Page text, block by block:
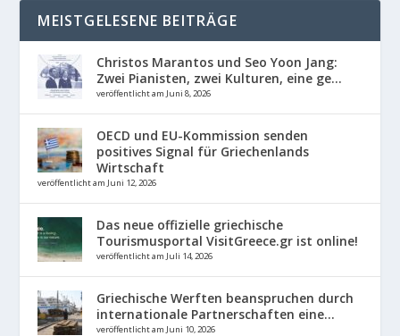
MEISTGELESENE BEITRÄGE
Christos Marantos und Seo Yoon Jang:
Zwei Pianisten, zwei Kulturen, eine ge...
veröffentlicht am Juni 8, 2026
OECD und EU-Kommission senden
positives Signal für Griechenlands
Wirtschaft
veröffentlicht am Juni 12, 2026
Das neue offizielle griechische
Tourismusportal VisitGreece.gr ist online!
veröffentlicht am Juli 14, 2026
Griechische Werften beanspruchen durch
internationale Partnerschaften eine...
veröffentlicht am Juni 10, 2026